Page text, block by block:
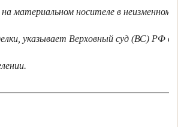
на материальном носителе в неизменном
указывает Верховный суд (ВС) РФ в